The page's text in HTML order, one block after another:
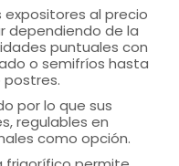
expositores al precio
dependiendo de la
puntuales con
o semifríos hasta
por lo que sus
regulables en
como opción.